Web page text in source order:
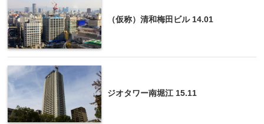
（仮称）清和梅田ビル 14.01
ジオタワー南堀江 15.11